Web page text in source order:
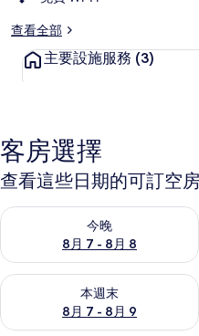
查看全部
主要設施服務 (3)
客房選擇
查看這些日期的可訂空
今晚
8月 7 - 8月 8
查看今晚 8月 7 - 8月 8的可訂
本週末
8月 7 - 8月 9
查看本週末 8月 7 - 8月 9的可訂